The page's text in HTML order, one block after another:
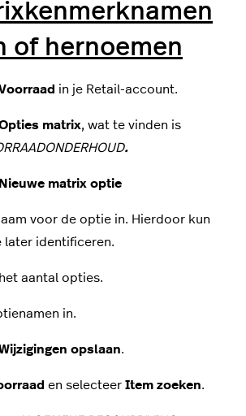
of hernoemen
in je Retail-account.
matrix, wat te vinden is
.
Nieuwe matrix optie
voor de optie in. Hierdoor kun
later identificeren.
aantal opties.
in.
opslaan.
en selecteer Item zoeken.